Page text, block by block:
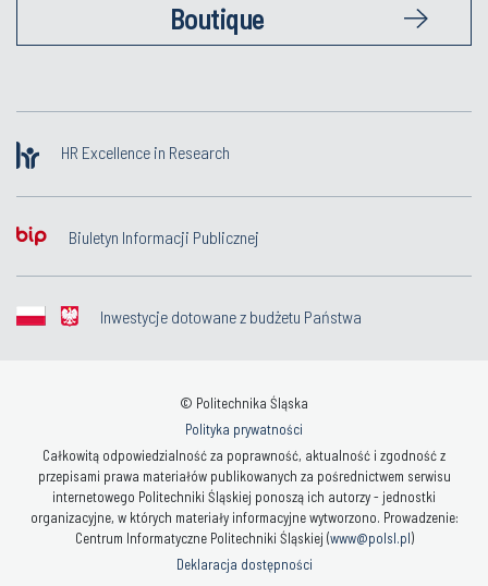
Boutique
HR Excellence in Research
Biuletyn Informacji Publicznej
Inwestycje dotowane z budżetu Państwa
© Politechnika Śląska
Polityka prywatności
Całkowitą odpowiedzialność za poprawność, aktualność i zgodność z
przepisami prawa materiałów publikowanych za pośrednictwem serwisu
internetowego Politechniki Śląskiej ponoszą ich autorzy - jednostki
organizacyjne, w których materiały informacyjne wytworzono. Prowadzenie:
Centrum Informatyczne Politechniki Śląskiej (www@polsl.pl)
Deklaracja dostępności